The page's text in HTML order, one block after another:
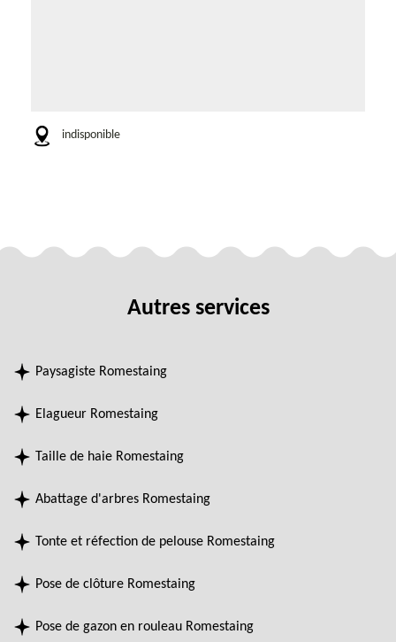
indisponible
Autres services
Paysagiste Romestaing
Elagueur Romestaing
Taille de haie Romestaing
Abattage d'arbres Romestaing
Tonte et réfection de pelouse Romestaing
Pose de clôture Romestaing
Pose de gazon en rouleau Romestaing